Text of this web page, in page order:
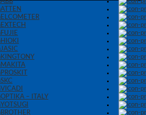
ATTEN
ELCOMETER
EXTECH
FUJIE
HIOKI
JASIC
KINGTONY
MAKITA
PROSKIT
SKC
VICADI
OPTIKA – ITALY
YOTSUGI
BROTHER